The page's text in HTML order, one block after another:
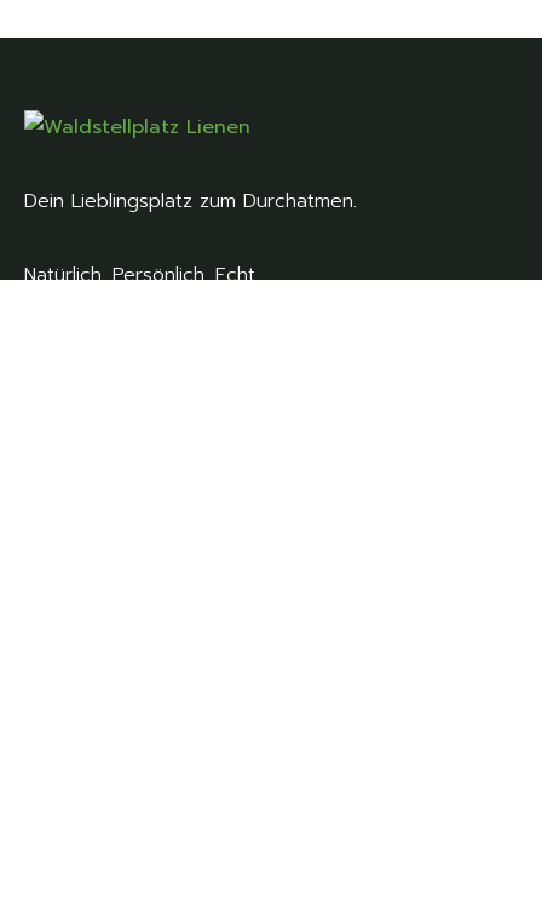
Dein Lieblingsplatz zum Durchatmen.
Natürlich. Persönlich. Echt